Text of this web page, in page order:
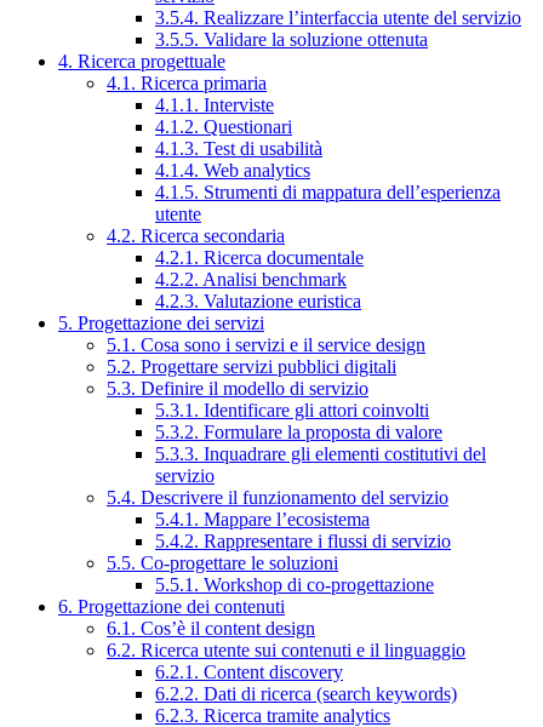
3.5.4. Realizzare l’interfaccia utente del servizio
3.5.5. Validare la soluzione ottenuta
4. Ricerca progettuale
4.1. Ricerca primaria
4.1.1. Interviste
4.1.2. Questionari
4.1.3. Test di usabilità
4.1.4. Web analytics
4.1.5. Strumenti di mappatura dell’esperienza
utente
4.2. Ricerca secondaria
4.2.1. Ricerca documentale
4.2.2. Analisi benchmark
4.2.3. Valutazione euristica
5. Progettazione dei servizi
5.1. Cosa sono i servizi e il service design
5.2. Progettare servizi pubblici digitali
5.3. Definire il modello di servizio
5.3.1. Identificare gli attori coinvolti
5.3.2. Formulare la proposta di valore
5.3.3. Inquadrare gli elementi costitutivi del
servizio
5.4. Descrivere il funzionamento del servizio
5.4.1. Mappare l’ecosistema
5.4.2. Rappresentare i flussi di servizio
5.5. Co-progettare le soluzioni
5.5.1. Workshop di co-progettazione
6. Progettazione dei contenuti
6.1. Cos’è il content design
6.2. Ricerca utente sui contenuti e il linguaggio
6.2.1. Content discovery
6.2.2. Dati di ricerca (search keywords)
6.2.3. Ricerca tramite analytics